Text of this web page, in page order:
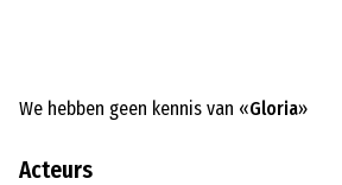
We hebben geen kennis van «Gloria»
Acteurs